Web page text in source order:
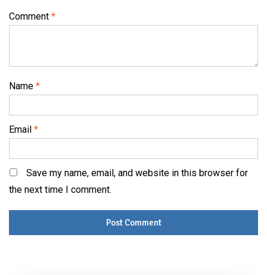
Comment *
Name *
Email *
Save my name, email, and website in this browser for
the next time I comment.